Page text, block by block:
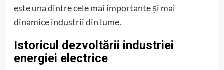
este una dintre cele mai importante și mai
dinamice industrii din lume.
Istoricul dezvoltării industriei
energiei electrice